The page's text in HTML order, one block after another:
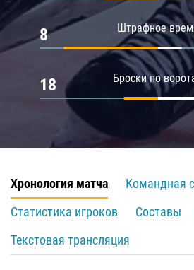
Штрафное
8
Броски по
18
Хронология матча
Командная
Статистика игроков
Составы
Текстовая трансляция